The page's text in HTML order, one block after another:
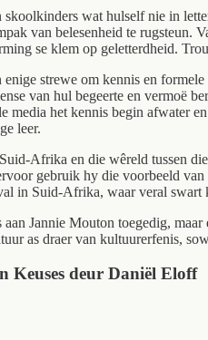
skoolkinders wat hulself nie in
van belesenheid te rugsteun.
se klem op geletterdheid.
enige strewe om kennis en
van hul begeerte en vermoë
media het kennis begin afwater
leer.
Afrika en die wêreld tussen
gebruik hy die voorbeeld
in Suid-Afrika, waar veral swart
Jannie Mouton toegedig,
as draer van kultuurerfenis,
Keuses deur Daniël Eloff